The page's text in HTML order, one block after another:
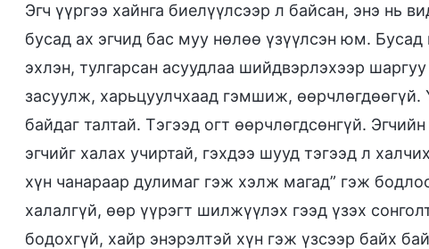
Эгч үүргээ хайнга биелүүлсээр л байсан, энэ нь
бусад ах эгчид бас муу нөлөө үзүүлсэн юм.
эхлэн, тулгарсан асуудлаа шийдвэрлэхээр
засуулж, харьцуулчхаад гэмшиж, өөрчлөгдөөгүй.
байдаг талтай. Тэгээд огт өөрчлөгдсөнгүй.
эгчийг халах учиртай, гэхдээ шууд тэгээд л
хүн чанараар дулимаг гэж хэлж магад” гэж
халалгүй, өөр үүрэгт шилжүүлэх гээд үзэх
бодохгүй, хайр энэрэлтэй хүн гэж үзсээр байх